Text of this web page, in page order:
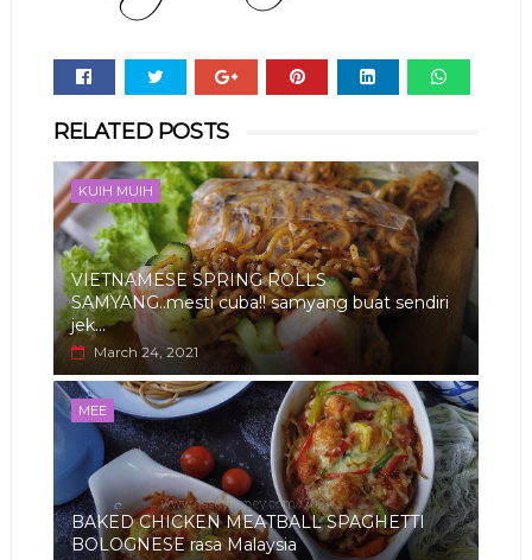
RELATED POSTS
KUIH MUIH
VIETNAMESE SPRING ROLLS
SAMYANG..mesti cuba!! samyang buat sendiri
jek...
March 24, 2021
MEE
BAKED CHICKEN MEATBALL SPAGHETTI
BOLOGNESE rasa Malaysia